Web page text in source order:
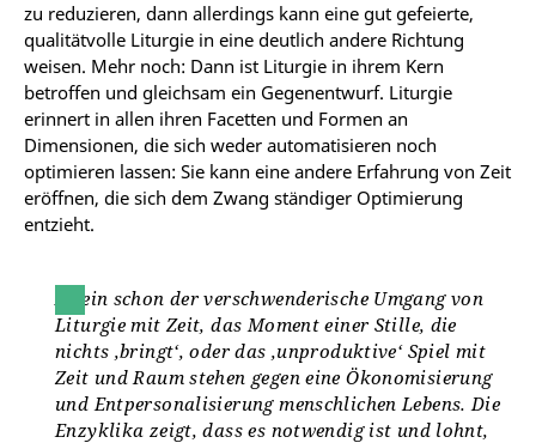
zu reduzieren, dann allerdings kann eine gut gefeierte,
qualitätvolle Liturgie in eine deutlich andere Richtung
weisen. Mehr noch: Dann ist Liturgie in ihrem Kern
betroffen und gleichsam ein Gegenentwurf. Liturgie
erinnert in allen ihren Facetten und Formen an
Dimensionen, die sich weder automatisieren noch
optimieren lassen: Sie kann eine andere Erfahrung von Zeit
eröffnen, die sich dem Zwang ständiger Optimierung
entzieht.
Allein schon der verschwenderische Umgang von
Liturgie mit Zeit, das Moment einer Stille, die
nichts ‚bringt‘, oder das ‚unproduktive‘ Spiel mit
Zeit und Raum stehen gegen eine Ökonomisierung
und Entpersonalisierung menschlichen Lebens. Die
Enzyklika zeigt, dass es notwendig ist und lohnt,